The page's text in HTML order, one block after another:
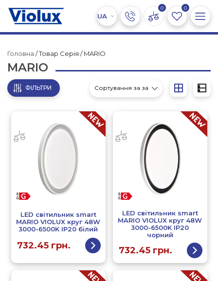
0 0
Головна / Товар Серія / MARIO
MARIO
ФІЛЬТРИ
LED світильник smart
MARIO VIOLUX круг 48W
3000-6500K IP20 білий
732.45 грн.
LED світильник smart
MARIO VIOLUX круг 48W
3000-6500K IP20
чорний
732.45 грн.